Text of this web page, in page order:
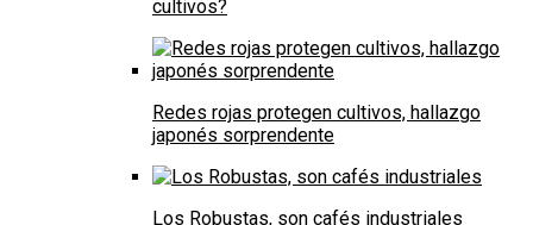
cultivos?
Redes rojas protegen cultivos, hallazgo
japonés sorprendente
Los Robustas, son cafés industriales